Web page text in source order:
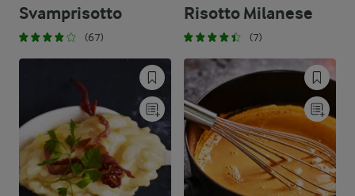
Svamprisotto
(67)
Risotto Milanese
(7)